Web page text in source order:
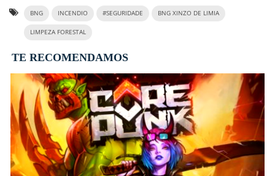
BNG INCENDIO #SEGURIDADE BNG XINZO DE LIMIA
LIMPEZA FORESTAL
TE RECOMENDAMOS